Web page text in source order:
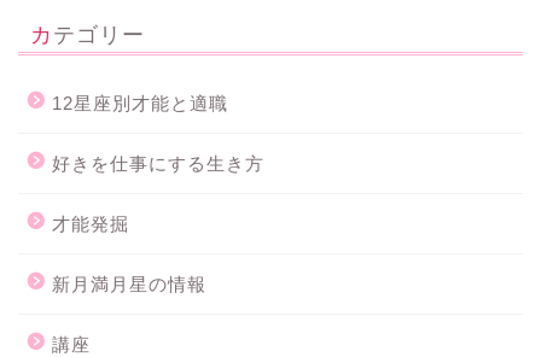
カテゴリー
12星座別才能と適職
好きを仕事にする生き方
才能発掘
新月満月星の情報
講座